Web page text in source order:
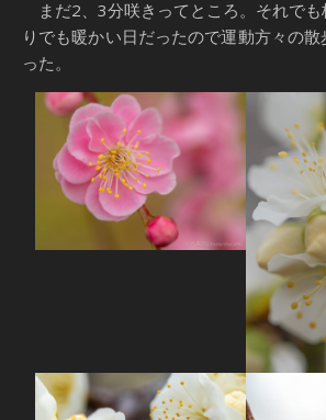
まだ2、3分咲きってところ。それで
りでも暖かい日だったので運動方々の
った。